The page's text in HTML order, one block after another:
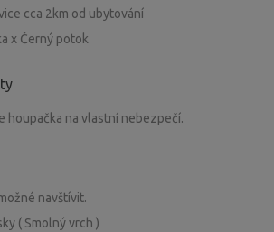
cca 2km od ubytování
x Černý potok
houpačka na vlastní nebezpečí.
navštívit.
( Smolný vrch )